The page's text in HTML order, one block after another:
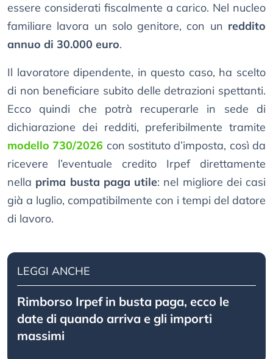
essere considerati fiscalmente a carico. Nel nucleo
familiare lavora un solo genitore, con un reddito
annuo di 30.000 euro.
Il lavoratore dipendente, in questo caso, ha scelto
di non beneficiare subito delle detrazioni spettanti.
Ecco quindi che potrà recuperarle in sede di
dichiarazione dei redditi, preferibilmente tramite
modello 730/2026 con sostituto d’imposta, così da
ricevere l’eventuale credito Irpef direttamente
nella prima busta paga utile: nel migliore dei casi
già a luglio, compatibilmente con i tempi del datore
di lavoro.
LEGGI ANCHE
Rimborso Irpef in busta paga, ecco le
date di quando arriva e gli importi
massimi